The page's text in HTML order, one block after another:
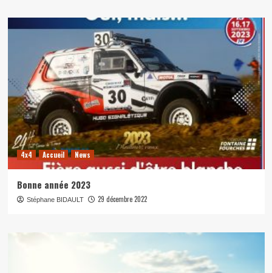
4x4 Accueil News
Bonne année 2023
Stéphane BIDAULT 29 décembre 2022